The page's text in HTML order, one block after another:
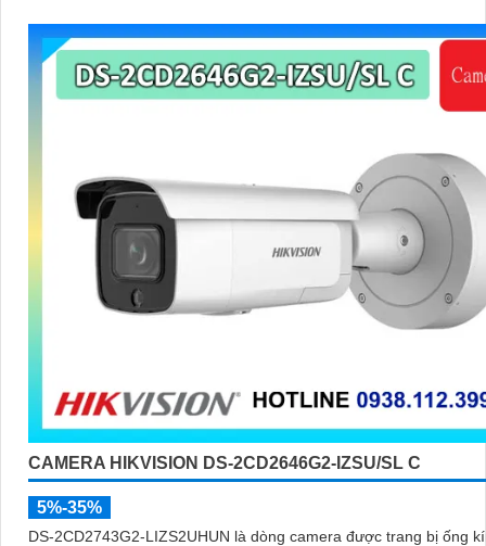
CAMERA HIKVISION DS-2CD2646G2-IZSU/SL C
5%-35%
DS-2CD2743G2-LIZS2UHUN là dòng camera được trang bị ống